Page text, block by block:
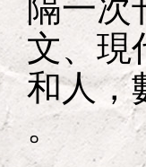
隔一次
文、現
和人，
。